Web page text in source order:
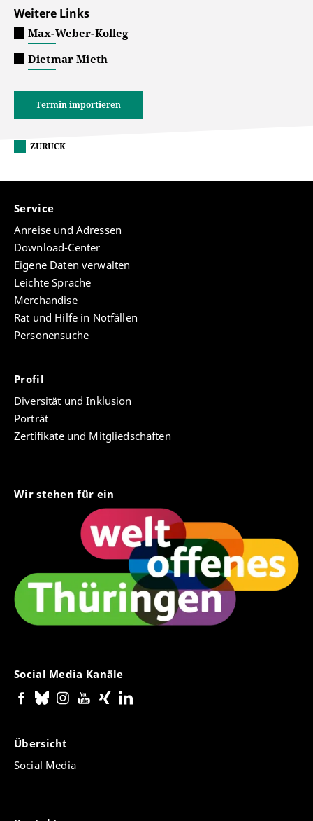
Weitere Links
Max-Weber-Kolleg
Dietmar Mieth
Termin importieren
ZURÜCK
Service
Anreise und Adressen
Download-Center
Eigene Daten verwalten
Leichte Sprache
Merchandise
Rat und Hilfe in Notfällen
Personensuche
Profil
Diversität und Inklusion
Porträt
Zertifikate und Mitgliedschaften
Wir stehen für ein
Social Media Kanäle
Übersicht
Social Media